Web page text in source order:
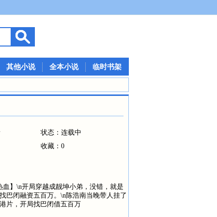
其他小说 全本小说 临时书架
状态：连载中
收藏：0
】\n开局穿越成靓坤小弟，没错，就是
巴闭融资五百万。\n陈浩南当晚带人挂了
片，开局找巴闭借五百万